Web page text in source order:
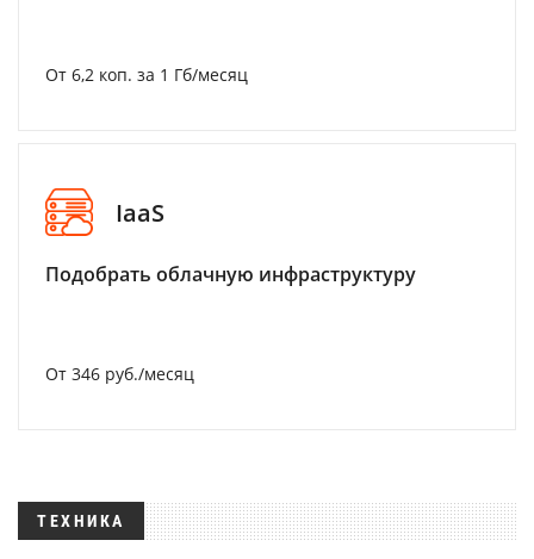
От 6,2 коп. за 1 Гб/месяц
IaaS
Подобрать облачную инфраструктуру
От 346 руб./месяц
ТЕХНИКА